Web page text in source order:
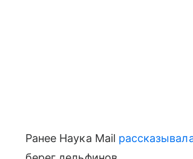
Ранее Наука Mail